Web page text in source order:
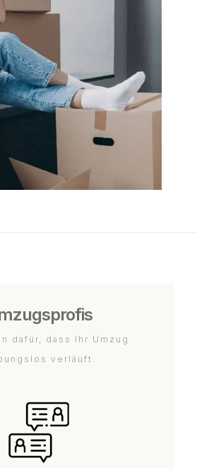
dafür, dass Ihr Umzug
verläuft.